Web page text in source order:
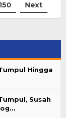
150 Next
Hingga
Susah